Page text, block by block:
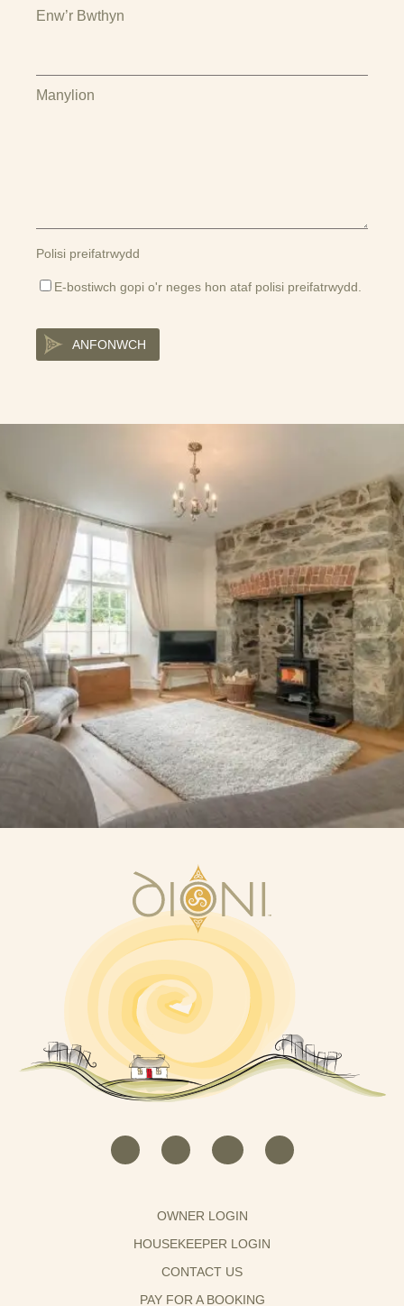
Enw’r Bwthyn
Manylion
Polisi preifatrwydd
E-bostiwch gopi o'r neges hon ataf polisi preifatrwydd
ANFONWCH
OWNER LOGIN
HOUSEKEEPER LOGIN
CONTACT US
PAY FOR A BOOKING